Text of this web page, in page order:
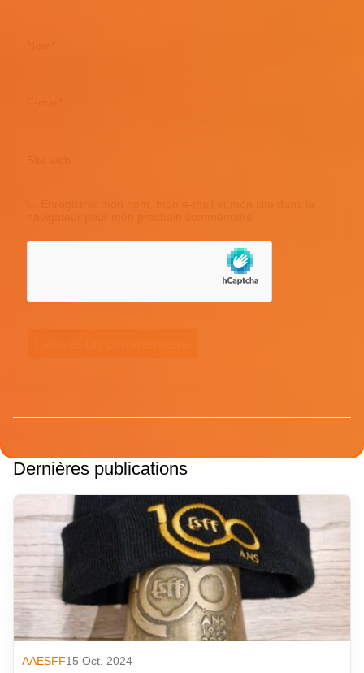
Dernières publications
AAESFF15 Oct. 2024